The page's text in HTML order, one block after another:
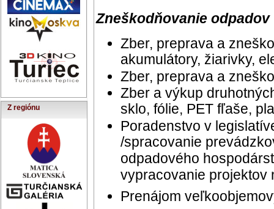
Z regiónu
Zneškodňovanie odpadov
Zber, preprava a
akumulátory, žiarivky,
Zber, preprava a
Zber a výkup
sklo, fólie, PET fľaše,
Poradenstvo v
/spracovanie
odpadového
vypracovanie projektov
Prenájom